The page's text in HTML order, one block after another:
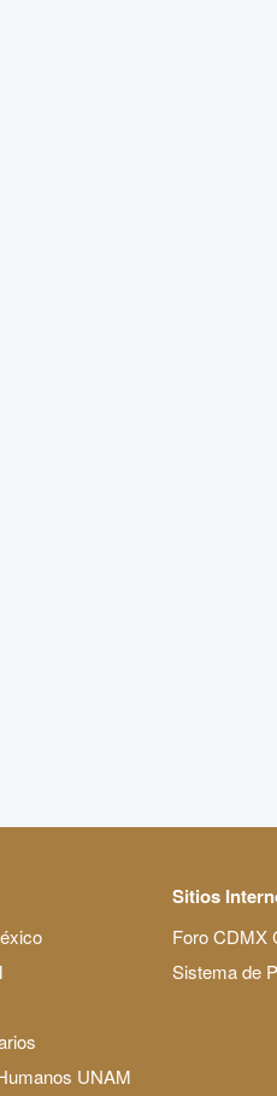
UNAM
Sitios
Foro CDMX
Sistema de